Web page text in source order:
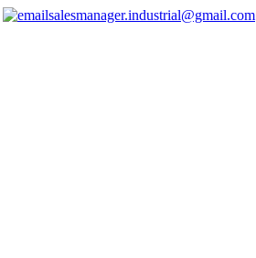
salesmanager.industrial@gmail.com